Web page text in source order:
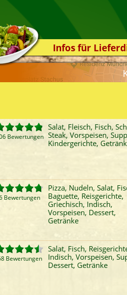
Infos für
Kassensystem
Zuverlässigkeit
Das
Der
Styles
Kontakt
Filter:
Fisch
Baguette
Auflauf
Reisgerichte
für um
Bewertungen
Salat, Fleisch, Fisch,
Steak, Vorspeisen,
Kindergerichte,
Bewertungen
Pizza, Nudeln, Salat,
Baguette, Reisgerichte,
Griechisch, Indisch,
Vorspeisen, Dessert,
Getränke
Bewertungen
Salat, Fisch,
Indisch, Vorspeisen,
Dessert, Getränke